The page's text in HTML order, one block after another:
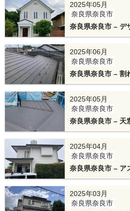
棟板金の下地にはアルミ製の
す。水や熱に強く、棟板金を
るテイガクオリジナルの下地
2025年05月
奈良県奈良市
奈良県奈良市 – デ
素敵な姿に屋根リ
2025年06月
奈良県奈良市
奈良県奈良市 – 割
ーガルテクトで屋
2025年05月
奈良県奈良市
奈良県奈良市 – 天
断熱材一体型の金
2025年04月
奈良県奈良市
奈良県奈良市 – ア
根をスーパーガル
壁塗装
2025年03月
奈良県奈良市